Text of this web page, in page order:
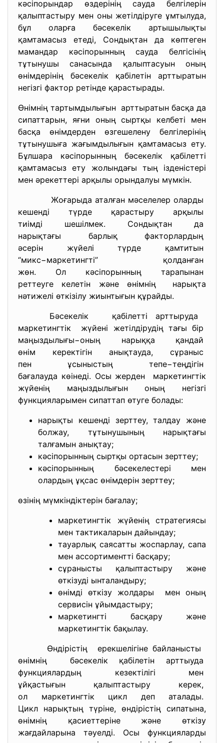
кәсіпорындар өздерінің сауда белгілерін
қалыптастыру мен оны жетілдіруге ұмтылуда,
бұл оларға бәсекелік артышылықты
қамтамасыз етеді, Сондықтан да көптеген
мамандар кәсіпорынның сауда белгісінің
тұтынушы санасында қалыптасуын оның
өнімдерінің бәсекелік қабілетін арттыратын
негізгі фактор ретінде қарастырады.
Өнімнің тартымдылығын арттыратын басқа да
сипаттарын, яғни оның сыртқы келбеті мен
басқа өнімдерден өзгешелену белгілерінің
тұтынушыға жағымдылығын қамтамасыз ету.
Бұлшара кәсіпорынның бәсекелік қабілетті
қамтамасыз ету жолындағы тың ізденістері
мен әрекеттері арқылы орындалуы мүмкін.
Жоғарыда аталған мәселелер оларды
кешенді түрде қарастыру арқылы
тиімді шешілмек. Сондықтан да
нарықтағы барлық факторлардың
әсерін жүйелі түрде қамтитын
“микс−маркетингті” қолданған
жөн. Ол кәсіпорынның тарапынан
реттеуге келетін және өнімнің нарықта
нәтижелі өткізілу жиынтығын құрайды.
Бәсекелік қабілетті арттыруда
маркетингтік жүйені жетілдірудің тағы бір
маңыздылығы−оның нарыққа қандай
өнім керектігін анықтауда, сұраныс
пен ұсыныстың тепе−теңдігін
бағалауда көінеді. Осы жерден маркетингтік
жүйенің маңыздылығын оның негізгі
функцияларымен сипаттап өтуге болады:
нарықты кешенді зерттеу, талдау және
болжау, тұтынушының нарықтағы
талғамын анықтау;
кәсіпорынның сыртқы ортасын зерттеу;
кәсіпорынның бәсекелестері мен
олардың ұқсас өнімдерін зерттеу;
өзінің мүмкіндіктерін бағалау;
маркетингтік жүйенің стратегиясы
мен тактикаларын дайындау;
тауарлық саясатты жоспарлау, сапа
мен ассортиментті басқару;
сұранысты қалыптастыру және
өткізуді ынталандыру;
өнімді өткізу жолдары мен оның
сервисін ұйымдастыру;
маркетингті басқару және
маркетингтік бақылау.
Өндірістің ерекшелігіне байланысты
өнімнің бәсекелік қабілетін арттыуда
функциялардың кезектілігі мен
ұйқастығын қалыптастыру керек,
ол маркетингтік цикл деп аталады.
Цикл нарықтың түріне, өндірістің сипатына,
өнімнің қасиеттеріне және өткізу
жағдайларына тәуелді. Осы функцияларды